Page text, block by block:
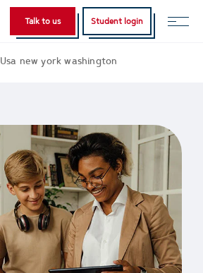
Talk to us Student login
Usa new york washington